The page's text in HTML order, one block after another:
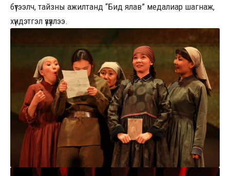
бүтээлч, тайзны ажилтанд “Бид ялав” медалиар шагнаж,
хүндэтгэл үзүүллээ.